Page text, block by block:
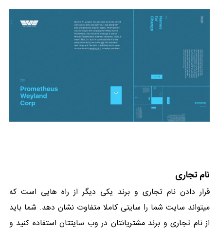
نام تجاری
قرار دادن نام تجاری و برند یکی دیگر از راه هایی است که
میتواند سایت شما را سایتی کاملا متفاوت نشان دهد. شما باید
از نام تجاری و برند مشتریانتان در وب سایتتان استفاده کنید و